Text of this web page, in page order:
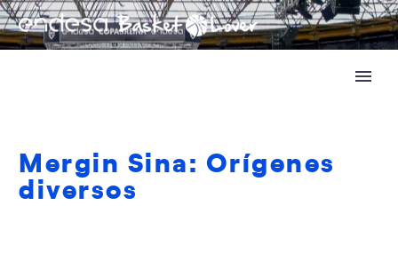
Mergin Sina: Orígenes
diversos